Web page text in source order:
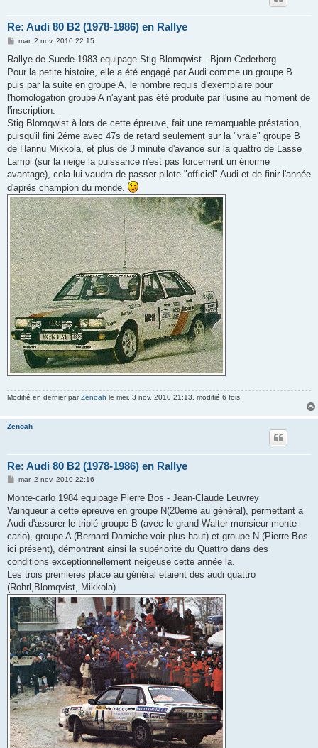
Re: Audi 80 B2 (1978-1986) en Rallye
M
s
a
g
mar. 2 nov. 2010 22:15
Rallye de Suede 1983 equipage Stig Blomqwist - Bjorn Cederberg
Pour la petite histoire, elle a été engagé par Audi comme un groupe B
puis par la suite en groupe A, le nombre requis d'exemplaire pour
l'homologation groupe A n'ayant pas été produite par l'usine au moment de
l'inscription.
Stig Blomqwist à lors de cette épreuve, fait une remarquable préstation,
puisqu'il fini 2éme avec 47s de retard seulement sur la "vraie" groupe B
de Hannu Mikkola, et plus de 3 minute d'avance sur la quattro de Lasse
Lampi (sur la neige la puissance n'est pas forcement un énorme
avantage), cela lui vaudra de passer pilote "officiel" Audi et de finir l'année
d'aprés champion du monde.
Modifié en dernier parZenoah le mer. 3 nov. 2010 21:13, modifié 6 fois.
Zenoah
Re: Audi 80 B2 (1978-1986) en Rallye
M
s
a
g
mar. 2 nov. 2010 22:16
Monte-carlo 1984 equipage Pierre Bos - Jean-Claude Leuvrey
Vainqueur à cette épreuve en groupe N(20eme au général), permettant a
Audi d'assurer le triplé groupe B (avec le grand Walter monsieur monte-
carlo), groupe A (Bernard Darniche voir plus haut) et groupe N (Pierre Bos
ici présent), démontrant ainsi la supériorité du Quattro dans des
conditions exceptionnellement neigeuse cette année la.
Les trois premieres place au général etaient des audi quattro
(Rohrl,Blomqvist, Mikkola)